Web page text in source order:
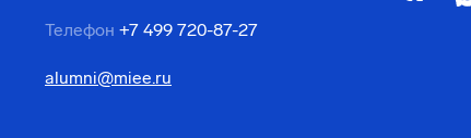
Телефон +7 499 720-87-27
alumni@miee.ru